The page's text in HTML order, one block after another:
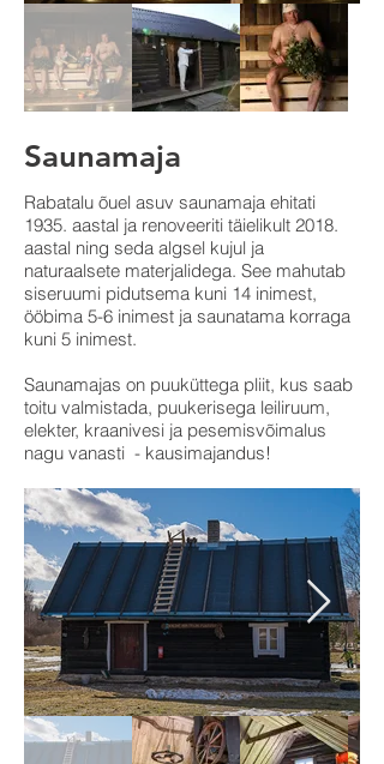
Saunamaja
Rabatalu õuel asuv saunamaja ehitati
1935. aastal ja renoveeriti täielikult 2018.
aastal ning seda algsel kujul ja
naturaalsete materjalidega. See mahutab
siseruumi pidutsema kuni 14 inimest,
ööbima 5-6 inimest ja saunatama korraga
kuni 5 inimest.
Saunamajas on puuküttega pliit, kus saab
toitu valmistada, puukerisega leiliruum,
elekter, kraanivesi ja pesemisvõimalus
nagu vanasti - kausimajandus!